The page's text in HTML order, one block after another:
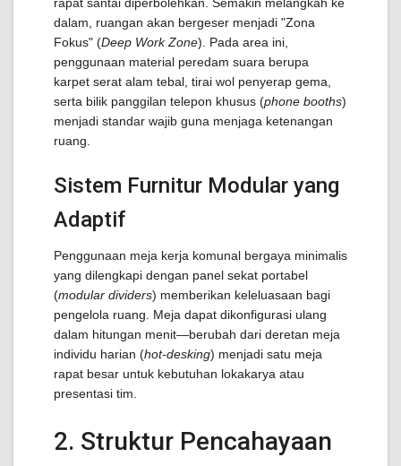
dalam, ruangan akan bergeser menjadi "Zona
Fokus" (Deep Work Zone). Pada area ini,
penggunaan material peredam suara berupa
karpet serat alam tebal, tirai wol penyerap gema,
serta bilik panggilan telepon khusus (phone booths)
menjadi standar wajib guna menjaga ketenangan
ruang.
Sistem Furnitur Modular yang
Adaptif
Penggunaan meja kerja komunal bergaya minimalis
yang dilengkapi dengan panel sekat portabel
(modular dividers) memberikan keleluasaan bagi
pengelola ruang. Meja dapat dikonfigurasi ulang
dalam hitungan menit—berubah dari deretan meja
individu harian (hot-desking) menjadi satu meja
rapat besar untuk kebutuhan lokakarya atau
presentasi tim.
2. Struktur Pencahayaan